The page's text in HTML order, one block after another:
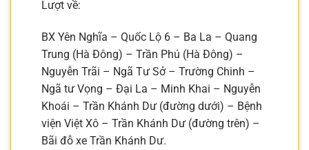
Lượt về:
BX Yên Nghĩa – Quốc Lộ 6 – Ba La – Quang
Trung (Hà Đông) – Trần Phú (Hà Đông) –
Nguyễn Trãi – Ngã Tư Sở – Trường Chinh –
Ngã tư Vọng – Đại La – Minh Khai – Nguyễn
Khoái – Trần Khánh Dư (đường dưới) – Bệnh
viện Việt Xô – Trần Khánh Dư (đường trên) –
Bãi đỗ xe Trần Khánh Dư.